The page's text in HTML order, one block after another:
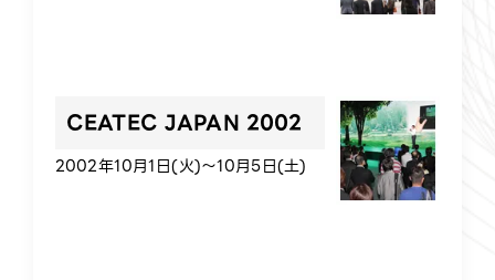
CEATEC JAPAN 2002
2002年10月1日(火)～10月5日(土)